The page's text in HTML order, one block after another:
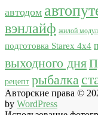
автодом
вэнлайф жилой
подготовка Starex 4x4
выходного дня
рецепт рыбалка
Авторские права ©
by WordPress